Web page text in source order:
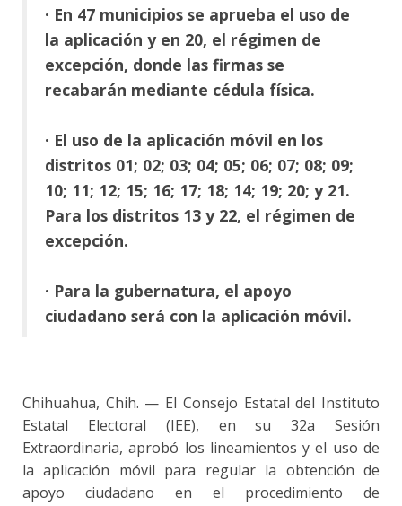
· En 47 municipios se aprueba el uso de
la aplicación y en 20, el régimen de
excepción, donde las firmas se
recabarán mediante cédula física.
· El uso de la aplicación móvil en los
distritos 01; 02; 03; 04; 05; 06; 07; 08; 09;
10; 11; 12; 15; 16; 17; 18; 14; 19; 20; y 21.
Para los distritos 13 y 22, el régimen de
excepción.
· Para la gubernatura, el apoyo
ciudadano será con la aplicación móvil.
Chihuahua, Chih. — El Consejo Estatal del Instituto
Estatal Electoral (IEE), en su 32a Sesión
Extraordinaria, aprobó los lineamientos y el uso de
la aplicación móvil para regular la obtención de
apoyo ciudadano en el procedimiento de